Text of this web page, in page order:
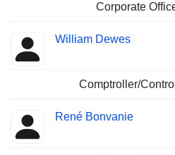
Corporate
William Dewes
Comptroller/
René Bonvanie